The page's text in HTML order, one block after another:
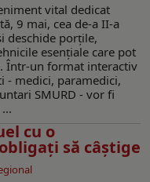
vital dedicat
9 mai, cea de-a II-a
deschide porțile,
esențiale care pot
Într-un format interactiv
- medici, paramedici,
SMURD - vor fi
cu o
să câștige